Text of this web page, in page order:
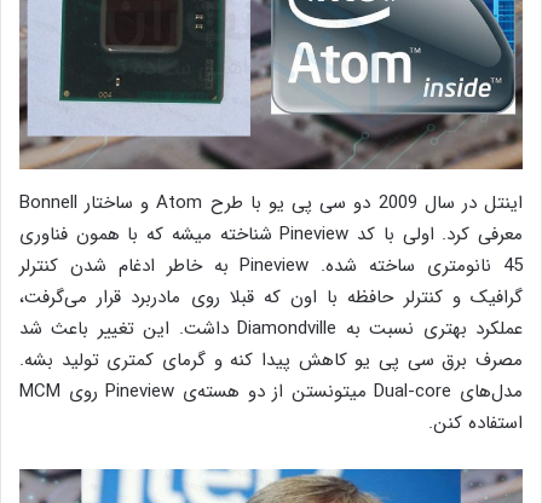
اینتل در سال 2009 دو سی پی یو با طرح Atom و ساختار Bonnell
معرفی کرد. اولی با کد Pineview شناخته میشه که با همون فناوری
45 نانومتری ساخته شده. Pineview به خاطر ادغام شدن کنترلر
گرافیک و کنترلر حافظه با اون که قبلا روی مادربرد قرار می‌گرفت،
عملکرد بهتری نسبت به Diamondville داشت. این تغییر باعث شد
مصرف برق سی پی یو کاهش پیدا کنه و گرمای کمتری تولید بشه.
مدل‌های Dual-core میتونستن از دو هسته‌ی Pineview روی MCM
استفاده کنن.